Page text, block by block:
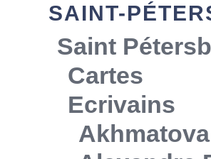
SAINT-
Saint
Cartes
Ecrivains
Akhmatova